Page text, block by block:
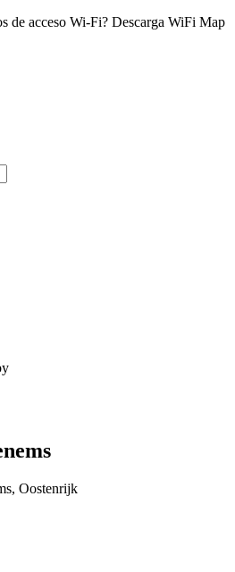
de acceso Wi-Fi? Descarga WiFi Map
Oostenrijk